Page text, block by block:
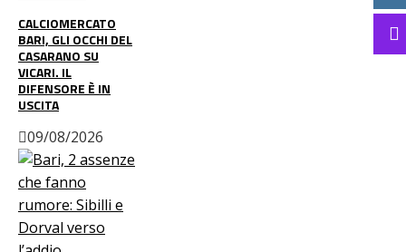
CALCIOMERCATO
BARI, GLI OCCHI DEL
CASARANO SU
VICARI. IL
DIFENSORE È IN
USCITA
09/08/2026